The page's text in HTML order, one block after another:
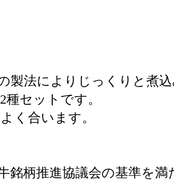
製法によりじっくりと煮込
セットです。
く合います。
銘柄推進協議会の基準を